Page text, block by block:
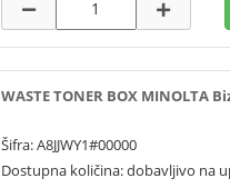
WASTE TONER BOX MINOLTA
Šifra: A8JJWY1#00000
Dostupna količina: dobavljivo na